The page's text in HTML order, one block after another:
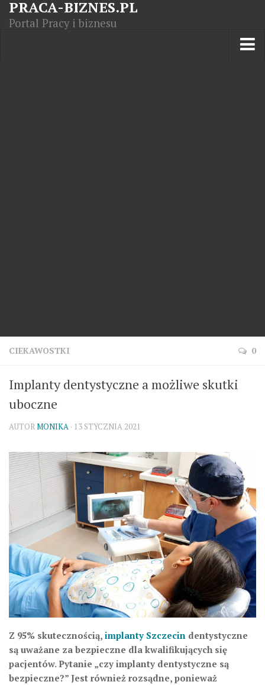
PRACA-BIZNES.PL
Portal Pracy i biznesu
CIEKAWOSTKI 0
Implanty dentystyczne a możliwe skutki
uboczne
AUTORMONIKA · 13 STYCZNIA 2021
Z 95% skutecznością, implanty Szczecin dentystyczne
są uważane za bezpieczne dla kwalifikujących się
pacjentów. Pytanie „czy implanty dentystyczne są
bezpieczne?” Jest również rozsądne, ponieważ